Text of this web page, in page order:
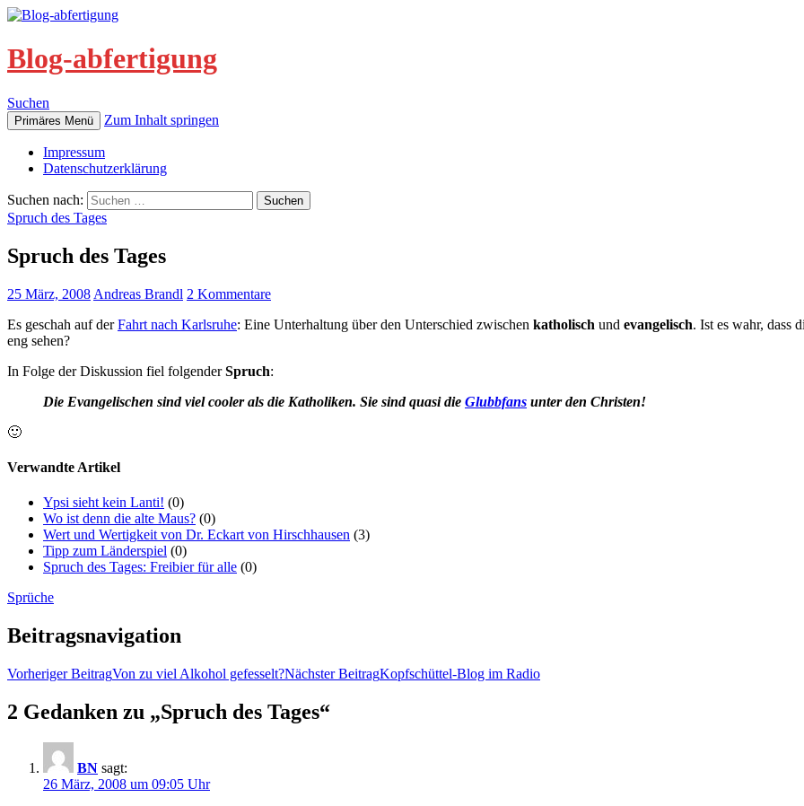
Blog-abfertigung
Suchen
Primäres Menü Zum Inhalt springen
Impressum
Datenschutzerklärung
Suchen nach:
Spruch des Tages
Spruch des Tages
25 März, 2008 Andreas Brandl 2 Kommentare
Es geschah auf derFahrt nach Karlsruhe: Eine Unterhaltung über den Unterschied zwischen katholisch und evangelisch. Ist es wahr, dass
eng sehen?
In Folge der Diskussion fiel folgenderSpruch:
Die Evangelischen sind viel cooler als die Katholiken. Sie sind quasi die Glubbfans unter den Christen!
🙂
Verwandte Artikel
Ypsi sieht kein Lanti! (0)
Wo ist denn die alte Maus? (0)
Wert und Wertigkeit von Dr. Eckart von Hirschhausen (3)
Tipp zum Länderspiel (0)
Spruch des Tages: Freibier für alle (0)
Sprüche
Beitragsnavigation
Vorheriger BeitragVon zu viel Alkohol gefesselt?Nächster BeitragKopfschüttel-Blog im Radio
2 Gedanken zu „Spruch des Tages“
BN sagt:
26 März, 2008 um 09:05 Uhr